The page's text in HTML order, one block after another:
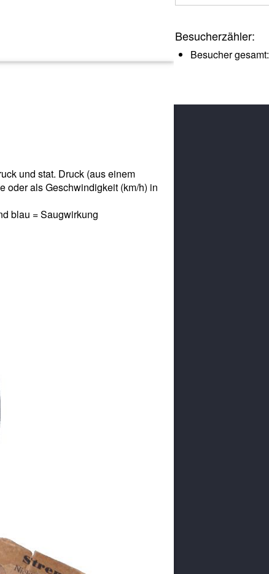
und stat. Druck (aus einem
oder als Geschwindigkeit (km/h) in
blau = Saugwirkung
Besucherzähler:
Besucher gesamt: